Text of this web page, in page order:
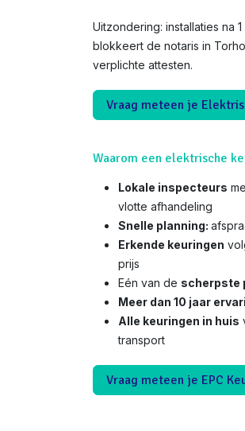
Uitzondering: installaties na
blokkeert de notaris in
verplichte attesten.
Vraag meteen je
Waarom een elektrische
Lokale inspecteurs
vlotte afhandeling
Snelle planning:
Erkende keuringen
prijs
Eén van de scherpste
Meer dan 10 jaar
Alle keuringen in huis
transport
Vraag meteen je EPC